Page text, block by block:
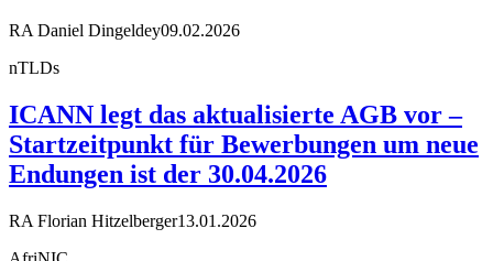
RA Daniel Dingeldey09.02.2026
nTLDs
ICANN legt das aktualisierte AGB vor –
Startzeitpunkt für Bewerbungen um neue
Endungen ist der 30.04.2026
RA Florian Hitzelberger13.01.2026